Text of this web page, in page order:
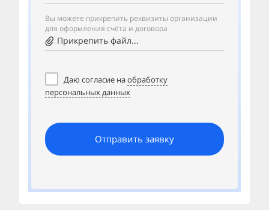
Вы можете прикрепить реквизиты организации
для оформления счёта и договора
Прикрепить файл...
Даю согласие наобработку
персональных данных
Отправить заявку